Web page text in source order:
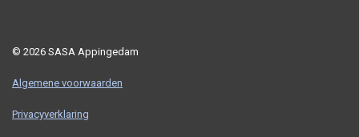
© 2026 SASA Appingedam
Algemene voorwaarden
Privacyverklaring